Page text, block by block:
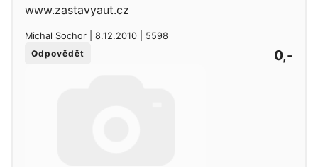
www.zastavyaut.cz
Michal Sochor | 8.12.2010 | 5598
Odpovědět
0,-